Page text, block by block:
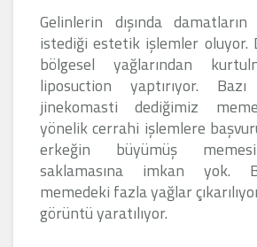
Gelinlerin dışında
istediği estetik işlemler oluyor.
bölgesel yağlarından
liposuction yaptırıyor.
jinekomasti dediğimiz
yönelik cerrahi işlemlere
erkeğin büyümüş
saklamasına imkan yok.
memedeki fazla yağlar
görüntü yaratılıyor.